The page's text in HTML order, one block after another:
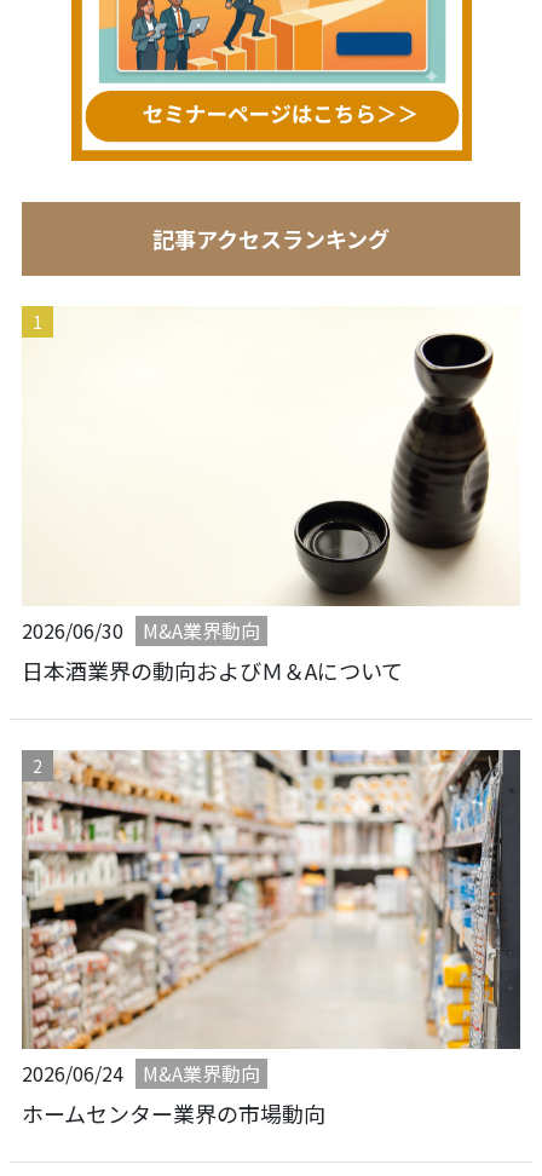
記事アクセスランキング
2026/06/30 M&A業界動向
日本酒業界の動向およびＭ＆Aについて
2026/06/24 M&A業界動向
ホームセンター業界の市場動向